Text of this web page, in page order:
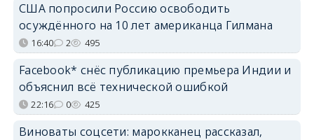
США попросили Россию освободить
осуждённого на 10 лет американца Гилмана
16:40 2 495
Facebook* снёс публикацию премьера Индии и
объяснил всё технической ошибкой
22:16 0 425
Виноваты соцсети: марокканец рассказал,